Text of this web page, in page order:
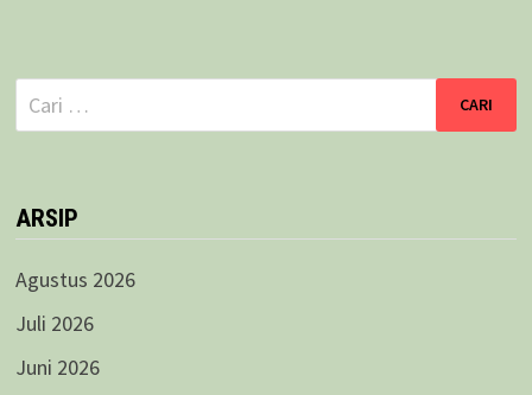
Cari
untuk:
ARSIP
Agustus 2026
Juli 2026
Juni 2026